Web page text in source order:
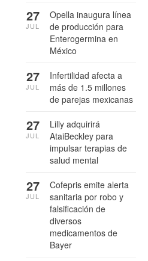
Opella inaugura línea
de producción para
Enterogermina en
México
27
JUL
Infertilidad afecta a
más de 1.5 millones
de parejas mexicanas
27
JUL
Lilly adquirirá
AtaiBeckley para
impulsar terapias de
salud mental
27
JUL
Cofepris emite alerta
sanitaria por robo y
falsificación de
diversos
medicamentos de
Bayer
27
JUL